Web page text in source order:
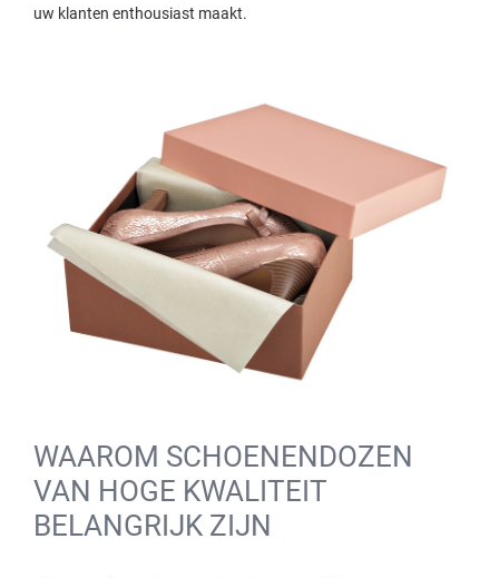
uw klanten enthousiast maakt.
WAAROM SCHOENENDOZEN
VAN HOGE KWALITEIT
BELANGRIJK ZIJN